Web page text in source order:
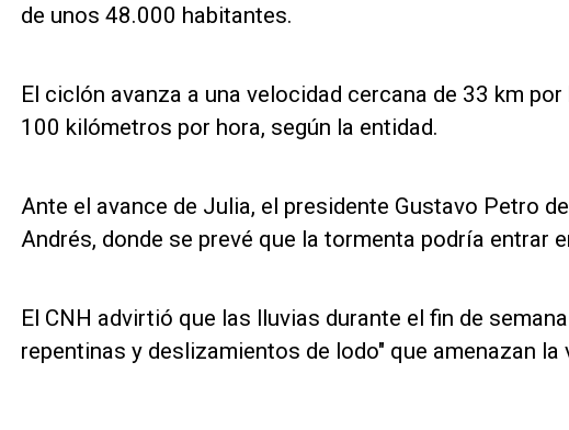
de unos 48.000 habitantes.
El ciclón avanza a una velocidad cercana de 33 km
100 kilómetros por hora, según la entidad.
Ante el avance de Julia, el presidente Gustavo Petro
Andrés, donde se prevé que la tormenta podría entrar
El CNH advirtió que las lluvias durante el fin de
repentinas y deslizamientos de lodo" que amenazan la